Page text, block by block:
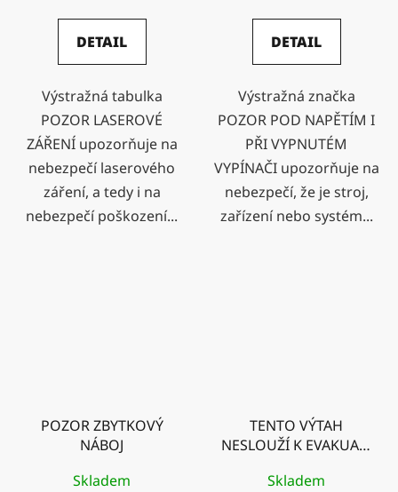
DETAIL
Výstražná tabulka
POZOR LASEROVÉ
ZÁŘENÍ upozorňuje na
nebezpečí laserového
záření, a tedy i na
nebezpečí poškození...
DETAIL
Výstražná značka
POZOR POD NAPĚTÍM I
PŘI VYPNUTÉM
VYPÍNAČI upozorňuje na
nebezpečí, že je stroj,
zařízení nebo systém...
POZOR ZBYTKOVÝ
NÁBOJ
Skladem
TENTO VÝTAH
NESLOUŽÍ K EVAKUACI
Skladem